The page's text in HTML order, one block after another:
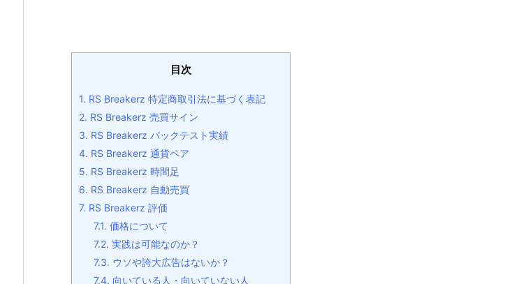
目次
1. RS Breakerz 特定商取引法に基づく表記
2. RS Breakerz 売買サイン
3. RS Breakerz バックテスト実績
4. RS Breakerz 通貨ペア
5. RS Breakerz 時間足
6. RS Breakerz 自動売買
7. RS Breakerz 評価
7.1. 価格について
7.2. 実践は可能なのか？
7.3. ウソや誇大広告はないか？
7.4. 向いている人・向いていない人